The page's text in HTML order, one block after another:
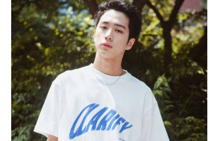
1.分期款項不併入電信帳單，「大哥付你分期」於每月結算日後寄送繳費提
醒簡訊。
2.透過簡訊連結打開帳單後，可選擇「超商條碼／台灣大直營門市／銀行轉
帳／街口支付／iPASS MONEY」等通路繳費。
【注意事項】
1.本服務係由「台灣大哥大股份有限公司」（以下簡稱本公司）所提供，讓
用戶於交易時，得透過本服務購買商品或服務，並由商店將買賣／分期付款
買賣價金債權讓與本公司後，依約使用本公司帳單繳交帳款。
2.基於同意付款使用「大哥付你分期」之契約關係目的，商店將以您的個人
資料（包含姓名、電話或地址）提供予台灣大哥大進項蒐集、處理及利用，
由本公司與您本人進行分期帳單所需資料之確認、核對及更正。
3.完整用戶服務條款，請詳閱以下連結：https://oppay.tw/userRule
【「AFTEE先享後付」結帳流程】
１．於結帳方式選擇「AFTEE先享後付」後，將跳轉至「AFTEE先享後付」
結帳頁面，進行簡訊認證並確認金額後，即可完成結帳。
２．訂單成立數日內，您將收到繳費通知簡訊。
３．收到繳費通知簡訊後14天內，點擊此簡訊中的連結，可透過四大超商／
ATM／網路銀行／等多元方式進行付款，方視為交易完成。
※ 請注意：結帳手續完成當下不需立刻繳費，但若您需要取消訂單，請聯絡
購買商品的店家。未經商家同意取消之訂單仍視為有效，需透過AFTEE先享
後付繳納相關費用。
※ 交易是否成功請以「AFTEE先享後付 」之結帳頁面顯示為準，若有關於
是否繳費成功／繳費後需取消欲退款等相關疑問，請聯繫「AFTEE先享後付
客戶支援中心」
https://netprotections.freshdesk.com/support/home
【注意事項】
１．透過由恩沛科技股份有限公司提供之「AFTEE先享後付」服務完成之交
易，需依本服務之必要範圍內提供個人資料，並將交易相關給付款項請求債
付款後 全家取貨
每筆NT$80，滿NT$1,500(含以上)免運費
7-11 取貨付款
每筆NT$80，滿NT$1,500(含以上)免運費
付款後 7-11取貨
每筆NT$80，滿NT$1,500(含以上)免運費
宅配
每筆NT$80，滿NT$1,500(含以上)免運費